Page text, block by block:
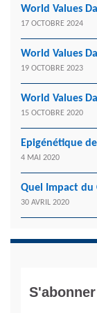
World Values
17 OCTOBRE 2024
World Values
19 OCTOBRE 2023
World Values
15 OCTOBRE 2020
Epigénétique
4 MAI 2020
Quel Impact du
30 AVRIL 2020